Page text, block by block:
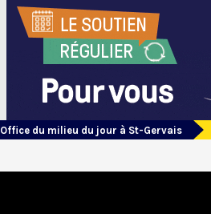
Office du milieu du jour à St-Gervais